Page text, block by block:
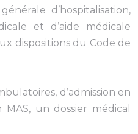
d’hospitalisation,
et d’aide médicale
dispositions du Code de
d’admission en
un dossier médical